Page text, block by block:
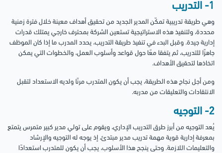
1- التدريب
وهي طريقة تدريبية تمكّن المدير الجديد من تحقيق أهداف معينة خلال فترة زمنية
محددة، ولتنفيذ هذه الاستراتيجية تستعين الشركة بمحترف خارجي يمتلك قدرات
إدارية جيدة. وقبل البدء في تنفيذ طريقة التدريب، يحدد المدرب ما إذا كان الموظف
جاهزًا للتدريب، ثم يتفقا معًا حول قواعد وأسلوب العمل، والخطوات التي يمكن
اتخاذها لتحقيق الأهداف.
ومن أجل نجاح هذه الطريقة، يجب أن يكون المتدرب مرنًا ولديه الاستعداد لتقبل
الانتقادات والتعليقات من مدربه.
2- التوجيه
يُعد التوجيه من أبرز طرق التدريب الإداري، ويقوم على تولي مدير كبير متمرس يتمتع
بمعرفة إدارية قوية مهمة تدريب مدير مبتدئ، إذ يوجه له التوجيه والإرشاد
والتعليمات اللازمة. وحتى ينجح هذا الأسلوب، يجب أن يكون للمتدرب استعدادًا